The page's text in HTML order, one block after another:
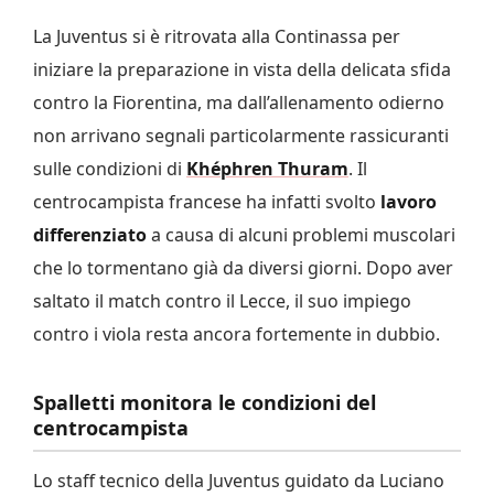
La Juventus si è ritrovata alla Continassa per
iniziare la preparazione in vista della delicata sfida
contro la Fiorentina, ma dall’allenamento odierno
non arrivano segnali particolarmente rassicuranti
sulle condizioni di Khéphren Thuram. Il
centrocampista francese ha infatti svolto lavoro
differenziatoa causa di alcuni problemi muscolari
che lo tormentano già da diversi giorni. Dopo aver
saltato il match contro il Lecce, il suo impiego
contro i viola resta ancora fortemente in dubbio.
Spalletti monitora le condizioni del
centrocampista
Lo staff tecnico della Juventus guidato da Luciano